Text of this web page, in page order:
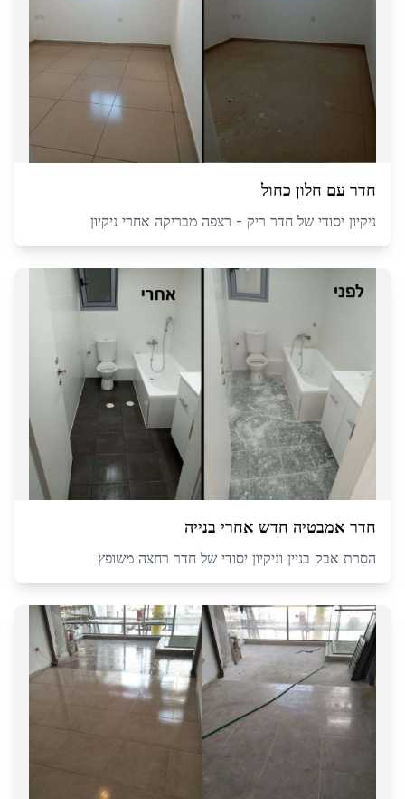
חדר עם חלון כחול
ניקיון יסודי של חדר ריק - רצפה מבריקה אחרי ניקיון
חדר אמבטיה חדש אחרי בנייה
הסרת אבק בניין וניקיון יסודי של חדר רחצה משופץ